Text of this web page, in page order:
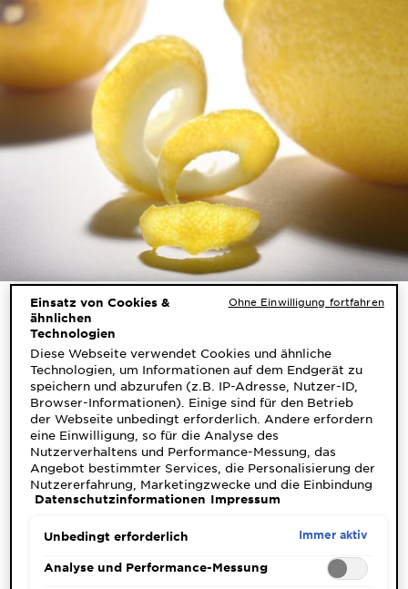
Neu!
Garnier x
Gisele
Bündchen
Garnier's Weg
Nachhaltigkeit
Cruelty Free
International
Beauty
ZITRONE KLÄRT DIE HAUT
UND MACHT SIE HELLER
Einer der aktivsten Inhaltsstoffe in Zitrone ist das
Vitamin C, auch Zitronensäure genannt, ein sanftes
Peelingmittel. In der Körperpflege wird Zitrone
verwendet, um die Haut weicher zu machen und den
Hautton aufzuhellen. Zitronen unterstützen die
Erneuerung der Hautzellen und sorgen für jüngere,
frischer aussehende und straffere Haut. Zitronensäure
wenn sie längere Zeit aufgetragen wird. Aufgrund
Peeling-Produkte.
Einsatz von Cookies &
ähnlichen
Technologien
Diese Webseite verwendet Cookies und ähnliche
Technologien, um Informationen auf dem Endgerät zu
speichern und abzurufen (z.B. IP-Adresse, Nutzer-ID,
Browser-Informationen). Einige sind für den Betrieb
der Webseite unbedingt erforderlich. Andere erfordern
eine Einwilligung, so für die Analyse des
Nutzerverhaltens und Performance-Messung, das
Angebot bestimmter Services, die Personalisierung der
Nutzererfahrung, Marketingzwecke und die Einbindung
externer Medien. Nicht unbedingt erforderliche Cookies
abgelehnt ("Ohne Einwilligung fortfahren")
sind ebenfalls möglich und speicherbar ("Auswahl
speichern"). Die Auswahl kann jederzeit unter dem Link
Datenschutzinformationen Impressum
Unbedingt erforderlich Immer aktiv
Analyse und Performance-Messung
Ohne Einwilligung fortfahren